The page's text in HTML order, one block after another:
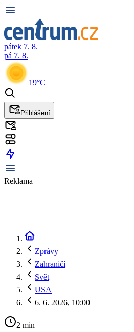
pátek 7. 8.
pá 7. 8.
19°C
Přihlášení
Reklama
Zprávy
Zahraničí
Svět
USA
6. 6. 2026, 10:00
2 min